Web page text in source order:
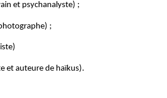
et psychanalyste) ;
;
et auteure de haïkus).